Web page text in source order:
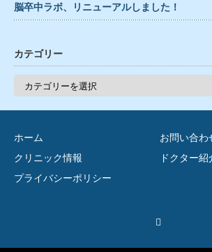
脳卒中ラボ、リニューアルしました！
カテゴリー
カ
リ
ホーム
お問い合わ
クリニック情報
ドクター紹
プライバシーポリシー